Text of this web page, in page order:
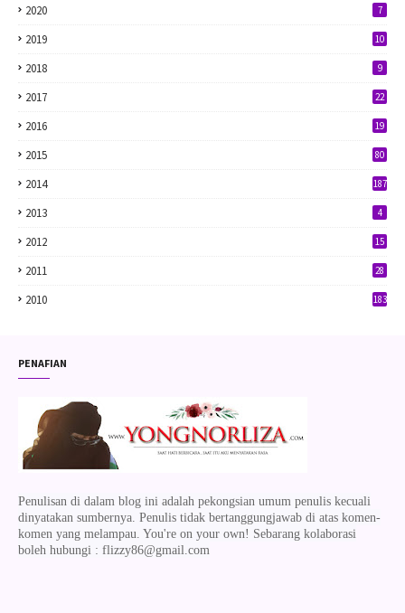
2020 7
2019 10
2018 9
2017 22
2016 19
2015 80
2014 187
2013 4
2012 15
2011 28
2010 183
PENAFIAN
Penulisan di dalam blog ini adalah pekongsian umum penulis kecuali
dinyatakan sumbernya. Penulis tidak bertanggungjawab di atas komen-
komen yang melampau. You're on your own! Sebarang kolaborasi
boleh hubungi : flizzy86@gmail.com